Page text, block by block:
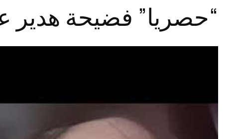
“حصريا” فضيحة هدير